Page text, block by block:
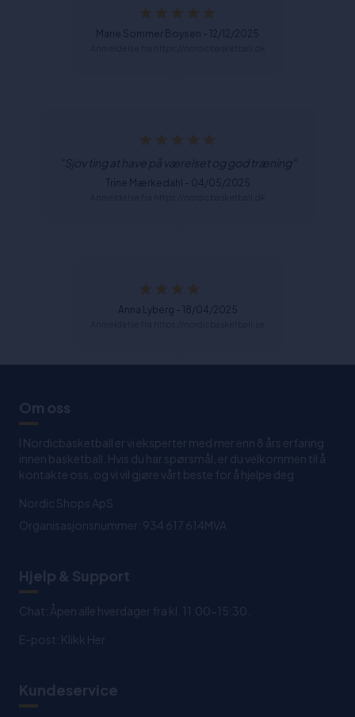
Marie Sommer Boysen - 12/12/2025
"Sjov ting at have på værelset og god træning"
Trine Mærkedahl - 04/05/2025
Anna Lyberg - 18/04/2025
Om oss
I Nordicbasketball er vi eksperter med mer enn 8 års erfaring
innen basketball. Hvis du har spørsmål, er du velkommen til å
kontakte oss, og vi vil gjøre vårt beste for å hjelpe deg
Nordic Shops ApS
Organisasjonsnummer: 934 617 614MVA
Hjelp & Support
Chat: Åpen alle hverdager fra kl. 11:00-15:30.
E-post: Klikk Her
Kundeservice